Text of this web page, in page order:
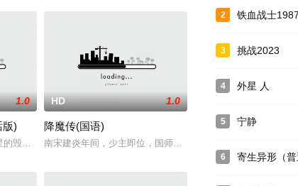
将于2014年2月8日在日本上映，预告片最近曝光，结果真是令人傻
1.0
版)
毁灭，超人的传奇故事拉开序幕。氪星人乔·艾尔（罗素·克劳
HD 1.0
降魔传(国语)
南宋建炎年间，少主即位，国师专权。是时镇世封印被解，
2 铁血战士1987
3 挑战2023
4 外星 人
5 宁静
6 寄生异形（普